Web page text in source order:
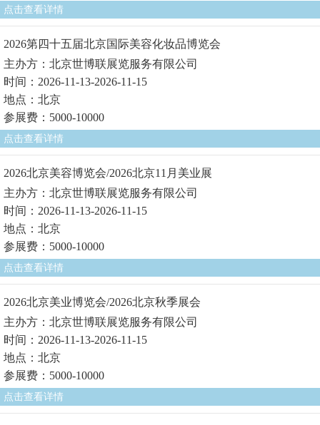
点击查看详情
2026第四十五届北京国际美容化妆品博览会
主办方：北京世博联展览服务有限公司
时间：2026-11-13-2026-11-15
地点：北京
参展费：5000-10000
点击查看详情
2026北京美容博览会/2026北京11月美业展
主办方：北京世博联展览服务有限公司
时间：2026-11-13-2026-11-15
地点：北京
参展费：5000-10000
点击查看详情
2026北京美业博览会/2026北京秋季展会
主办方：北京世博联展览服务有限公司
时间：2026-11-13-2026-11-15
地点：北京
参展费：5000-10000
点击查看详情